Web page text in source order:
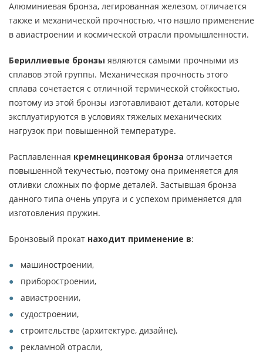
Алюминиевая бронза, легированная железом, отличается
также и механической прочностью, что нашло применение
в авиастроении и космической отрасли промышленности.
Бериллиевые бронзы являются самыми прочными из
сплавов этой группы. Механическая прочность этого
сплава сочетается с отличной термической стойкостью,
поэтому из этой бронзы изготавливают детали, которые
эксплуатируются в условиях тяжелых механических
нагрузок при повышенной температуре.
Расплавленная кремнецинковая бронза отличается
повышенной текучестью, поэтому она применяется для
отливки сложных по форме деталей. Застывшая бронза
данного типа очень упруга и с успехом применяется для
изготовления пружин.
Бронзовый прокат находит применение в:
машиностроении,
приборостроении,
авиастроении,
судостроении,
строительстве (архитектуре, дизайне),
рекламной отрасли,